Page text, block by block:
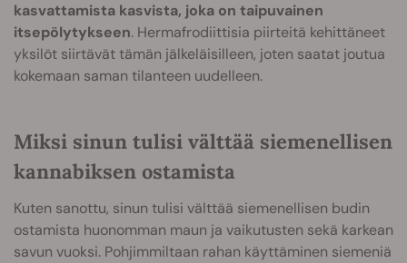
kasvattamista kasvista, joka on taipuvainen
itsepölytykseen. Hermafrodiittisia piirteitä kehittäneet
yksilöt siirtävät tämän jälkeläisilleen, joten saatat joutua
kokemaan saman tilanteen uudelleen.
Miksi sinun tulisi välttää siemenellisen
kannabiksen ostamista
Kuten sanottu, sinun tulisi välttää siemenellisen budin
ostamista huonomman maun ja vaikutusten sekä karkean
savun vuoksi. Pohjimmiltaan rahan käyttäminen siemeniä